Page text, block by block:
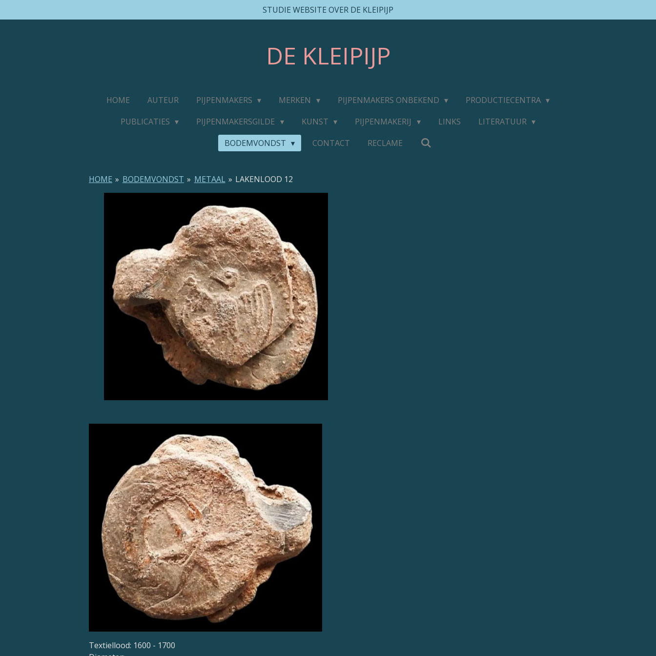
direct
STUDIE WEBSITE OVER DE KLEIPIJP
DE KLEIPIJP
HOME AUTEUR PIJPENMAKERS MERKEN PIJPENMAKERS ONBEKEND
PRODUCTIECENTRA
PUBLICATIES
PIJPENMAKERSGILDE KUNST PIJPENMAKERIJ LINKS
LITERATUUR
BODEMVONDST
CONTACT RECLAME
HOME » BODEMVONDST » METAAL » LAKENLOOD 12
Textiellood: 1600 - 1700